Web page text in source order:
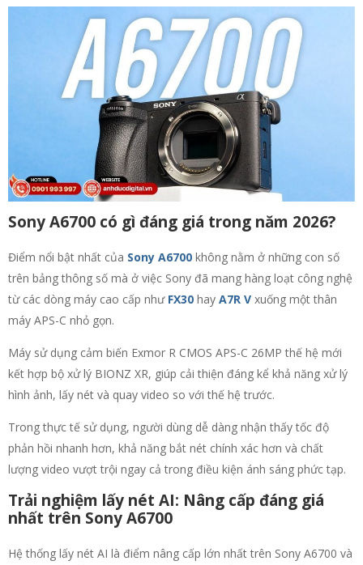
Sony A6700 có gì đáng giá trong năm 2026?
Điểm nổi bật nhất của Sony A6700 không nằm ở những con số
trên bảng thông số mà ở việc Sony đã mang hàng loạt công nghệ
từ các dòng máy cao cấp như FX30 hay A7R V xuống một thân
máy APS-C nhỏ gọn.
Máy sử dụng cảm biến Exmor R CMOS APS-C 26MP thế hệ mới
kết hợp bộ xử lý BIONZ XR, giúp cải thiện đáng kể khả năng xử lý
hình ảnh, lấy nét và quay video so với thế hệ trước.
Trong thực tế sử dụng, người dùng dễ dàng nhận thấy tốc độ
phản hồi nhanh hơn, khả năng bắt nét chính xác hơn và chất
lượng video vượt trội ngay cả trong điều kiện ánh sáng phức tạp.
Trải nghiệm lấy nét AI: Nâng cấp đáng giá
nhất trên Sony A6700
Hệ thống lấy nét AI là điểm nâng cấp lớn nhất trên Sony A6700 và